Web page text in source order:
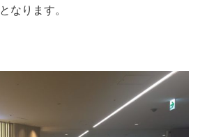
なります。